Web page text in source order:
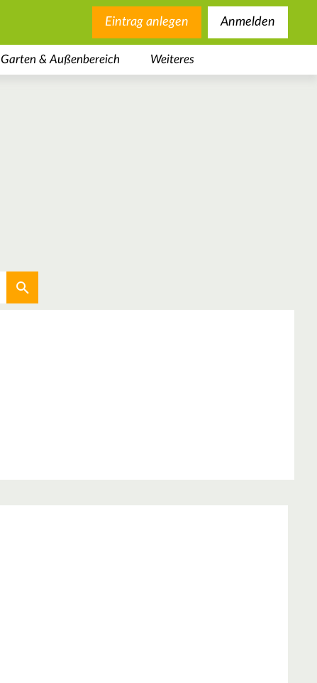
Eintrag anlegen Anmelden
Garten & Außenbereich Weiteres
Aktuellen Standort verwenden